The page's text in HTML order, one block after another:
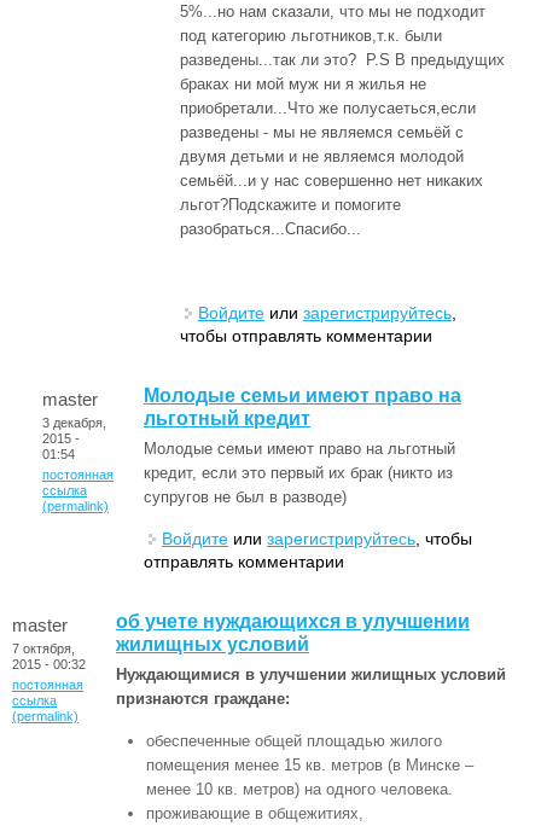
5%...но нам сказали, что мы не подходит
под категорию льготников,т.к. были
разведены...так ли это? P.S В предыдущих
браках ни мой муж ни я жилья не
приобретали...Что же полусаеться,если
разведены - мы не являемся семьёй с
двумя детьми и не являемся молодой
семьёй...и у нас совершенно нет никаких
льгот?Подскажите и помогите
разобраться...Спасибо...
Войдите или зарегистрируйтесь
чтобы отправлять комментарии
master
3 декабря,
2015 -
01:54
постоянная
ссылка
(permalink)
Молодые семьи имеют право на
льготный кредит
Молодые семьи имеют право на льготный
кредит, если это первый их брак (никто из
супругов не был в разводе)
Войдите или зарегистрируйтесь , чтобы
отправлять комментарии
master
7 октября,
2015 - 00:32
постоянная
ссылка
(permalink)
об учете нуждающихся в улучшении
жилищных условий
Нуждающимися в улучшении жилищных условий
признаются граждане:
обеспеченные общей площадью жилого
помещения менее 15 кв. метров (в Минске –
менее 10 кв. метров) на одного человека.
проживающие в общежитиях,